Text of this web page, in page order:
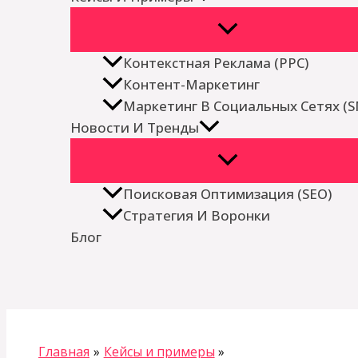
Контекстная Реклама (PPC)
Контент-Маркетинг
Маркетинг В Социальных Сетях
Новости И Тренды
Поисковая Оптимизация (SEO)
Стратегия И Воронки
Блог
Главная Кейсы и примеры